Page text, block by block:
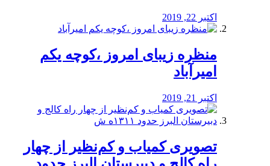
اکتبر 22, 2019
منظره‌‌ زیبای امروز ،کوچه یکم
امیرآباد
اکتبر 21, 2019
️تصویری کمیاب و کم‌نظیر از چهار